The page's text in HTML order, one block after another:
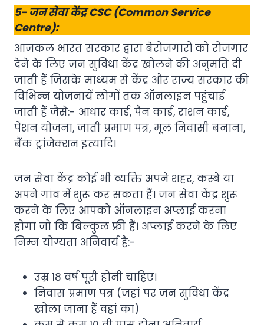
5- जन सेवा केंद्र CSC (Common Service
Centre):
आजकल भारत सरकार द्वारा बेरोजगारों को रोजगार
देने के लिए जन सुविधा केंद्र खोलने की अनुमति दी
जाती हैं जिसके माध्यम से केंद्र और राज्य सरकार की
विभिन्न योजनायें लोगों तक ऑनलाइन पहुंचाई
जाती हैं जैसे:- आधार कार्ड, पैन कार्ड, राशन कार्ड,
पेंशन योजना, जाती प्रमाण पत्र, मूल निवासी बनाना,
बैंक ट्रांजेक्शन इत्यादि।
जन सेवा केंद्र कोई भी व्यक्ति अपने शहर, कस्बे या
अपने गांव में शुरू कर सकता हैं। जन सेवा केंद्र शुरू
करने के लिए आपको ऑनलाइन अप्लाई करना
होगा जो कि बिल्कुल फ्री हैं। अप्लाई करने के लिए
निम्न योग्यता अनिवार्य हैं:-
उम्र 18 वर्ष पूरी होनी चाहिए।
निवास प्रमाण पत्र (जहां पर जन सुविधा केंद्र
खोला जाना हैं वहां का)